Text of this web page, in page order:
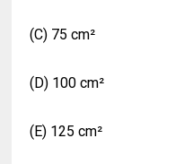
(C) 75 cm²
(D) 100 cm²
(E) 125 cm²